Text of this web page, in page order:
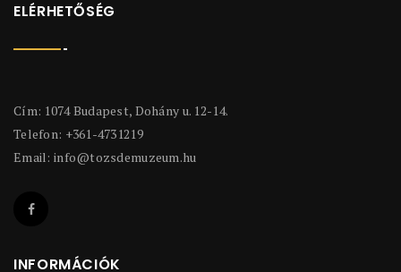
ELÉRHETŐSÉG
Cím: 1074 Budapest, Dohány u. 12-14.
Telefon: +361-4731219
Email: info@tozsdemuzeum.hu
INFORMÁCIÓK